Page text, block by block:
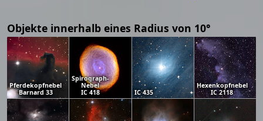
Objekte innerhalb eines Radius von 10°
Pferdekopfnebel
Barnard 33
Spirograph-
Nebel
IC 418
IC 435
Hexenkopfnebel
IC 2118